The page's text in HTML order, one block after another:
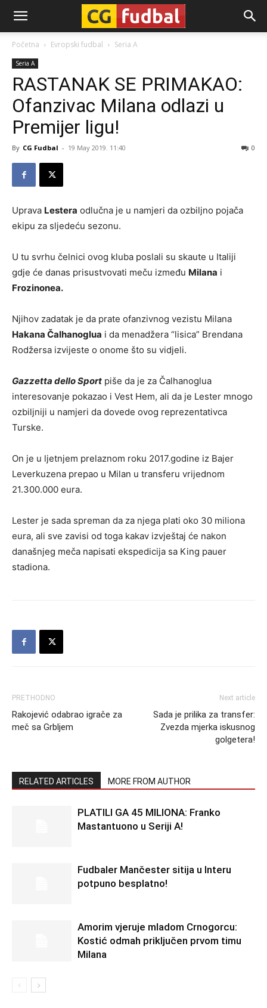
CG-
Fudbal
Početna Evropski fudbal Seria A
Seria A
RASTANAK SE PRIMAKAO:
Ofanzivac Milana odlazi u
Premijer ligu!
By CG Fudbal - 19 May 2019. 11:40 0
Uprava Lestera odlučna je u namjeri da ozbiljno pojača
ekipu za sljedeću sezonu.
U tu svrhu čelnici ovog kluba poslali su skaute u Italiji
gdje će danas prisustvovati meču između Milana i
Frozinonea.
Njihov zadatak je da prate ofanzivnog vezistu Milana
Hakana Čalhanoglua i da menadžera “lisica” Brendana
Rodžersa izvijeste o onome što su vidjeli.
Gazzetta dello Sport piše da je za Čalhanoglua
interesovanje pokazao i Vest Hem, ali da je Lester mnogo
ozbiljniji u namjeri da dovede ovog reprezentativca
Turske.
On je u ljetnjem prelaznom roku 2017.godine iz Bajer
Leverkuzena prepao u Milan u transferu vrijednom
21.300.000 eura.
Lester je sada spreman da za njega plati oko 30 miliona
eura, ali sve zavisi od toga kakav izvještaj će nakon
današnjeg meča napisati ekspedicija sa King pauer
stadiona.
PRETHODNO
Rakojević odabrao igrače za
meč sa Grbljem
Next article
Sada je prilika za transfer:
Zvezda mjerka iskusnog
golgetera!
RELATED ARTICLES MORE FROM AUTHOR
PLATILI GA 45 MILIONA: Franko
Mastantuono u Seriji A!
Fudbaler Mančester sitija u Interu
potpuno besplatno!
Amorim vjeruje mladom Crnogorcu:
Kostić odmah priključen prvom timu
Milana